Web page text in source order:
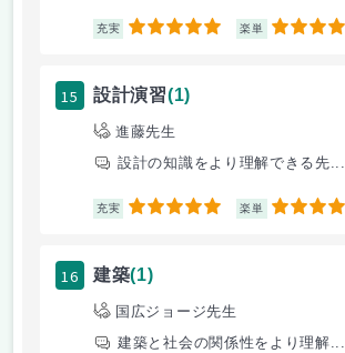
充実 5 楽単 4
15 設計演習(1)
進藤先生
設計の知識をより理解できる先...
充実 5 楽単 5
16 建築(1)
国広ジョージ先生
建築と社会の関係性をより理解...